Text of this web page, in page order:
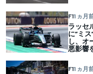
F11 ヵ月
ラッセ
に”ミ
し、オ
悪影響
F11 ヵ月